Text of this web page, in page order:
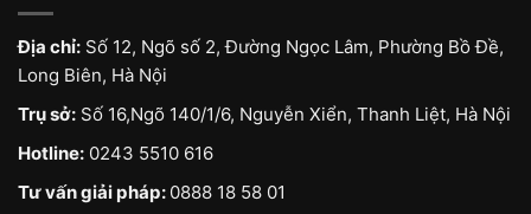
Địa chỉ: Số 12, Ngõ số 2, Đường Ngọc Lâm, Phường Bồ Đề,
Long Biên, Hà Nội
Trụ sở: Số 16,Ngõ 140/1/6, Nguyễn Xiển, Thanh Liệt, Hà Nội
Hotline: 0243 5510 616
Tư vấn giải pháp: 0888 18 58 01